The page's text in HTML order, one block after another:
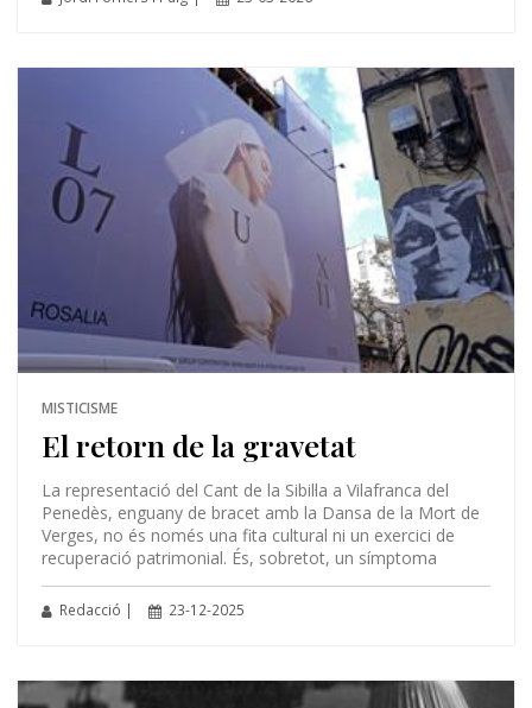
MISTICISME
El retorn de la gravetat
La representació del Cant de la Sibil·la a Vilafranca del
Penedès, enguany de bracet amb la Dansa de la Mort de
Verges, no és només una fita cultural ni un exercici de
recuperació patrimonial. És, sobretot, un símptoma
Redacció | 23-12-2025